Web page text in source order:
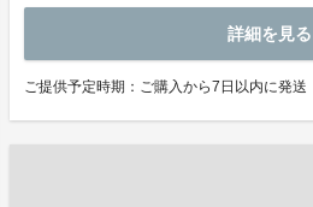
詳細を見る
ご提供予定時期：ご購入から7日以内に発送